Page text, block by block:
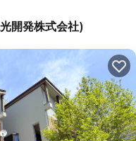
開発株式会社)